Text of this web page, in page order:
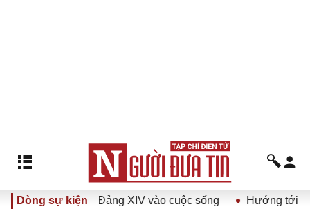
Dòng sự kiện
XIV vào cuộc sống Hướng tới Đại hội đại biểu toàn